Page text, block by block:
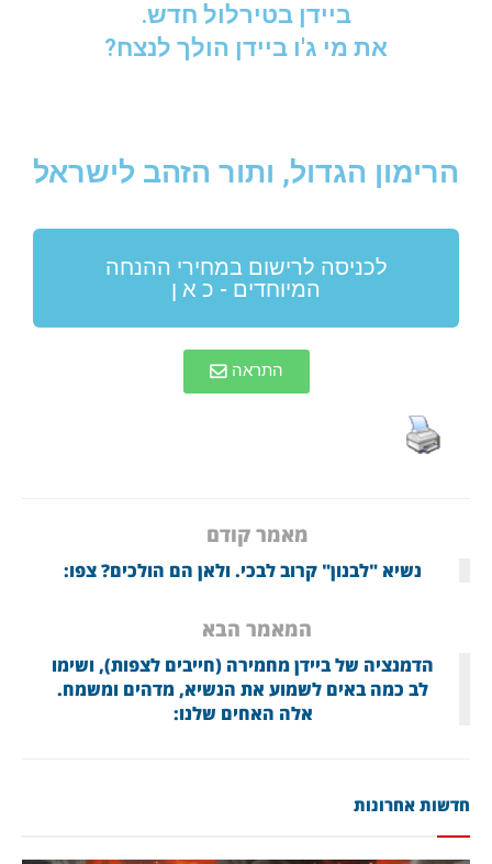
ביידן בטירלול חדש.
את מי ג'ו ביידן הולך לנצח?
הרימון הגדול, ותור הזהב לישראל
לכניסה לרישום במחירי ההנחה
המיוחדים - כ א ן
התראה
מאמר קודם
נשיא "לבנון" קרוב לבכי. ולאן הם הולכים? צפו:
המאמר הבא
הדמנציה של ביידן מחמירה (חייבים לצפות), ושימו
לב כמה באים לשמוע את הנשיא, מדהים ומשמח.
אלה האחים שלנו:
חדשות אחרונות